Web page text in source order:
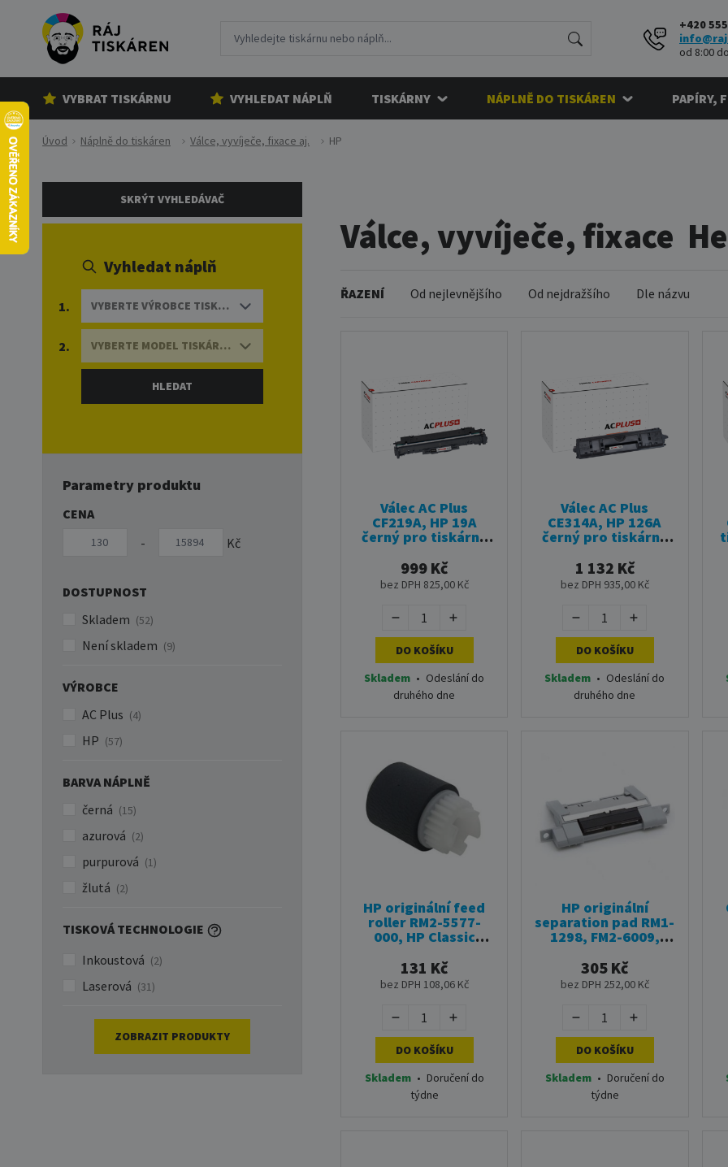
+420
od 8:00
VYBRAT TISKÁRNU VYHLEDAT NÁPLŇ TISKÁRNY NÁPLNĚ DO TISKÁREN PAPÍRY,
Úvod Náplně do tiskáren Válce, vyvíječe, fixace aj. HP
SKRÝT VYHLEDÁVAČ
Vyhledat náplň
VYBERTE VÝROBCE TISKÁRNY
1.
VYBERTE MODEL TISKÁRNY
2.
Parametry produktu
CENA
-
Kč
DOSTUPNOST
Skladem (52)
Není skladem (9)
VÝROBCE
AC Plus (4)
HP (57)
BARVA NÁPLNĚ
černá (15)
azurová (2)
purpurová (1)
žlutá (2)
TISKOVÁ TECHNOLOGIE
Inkoustová (2)
Laserová (31)
Válce, vyvíječe, fixace
ŘAZENÍ Od nejlevnějšího Od nejdražšího Dle názvu
Válec AC Plus
CF219A, HP 19A
černý pro tiskárny
999 Kč
bez DPH 825,00 Kč
DO KOŠÍKU
Skladem • Odeslání do
druhého dne
Válec AC Plus
CE314A, HP 126A
černý pro tiskárny
1 132 Kč
bez DPH 935,00 Kč
DO KOŠÍKU
Skladem • Odeslání do
druhého dne
HP originální feed
roller RM2-5577-
000, HP Classic
podávací válec
131 Kč
bez DPH 108,06 Kč
DO KOŠÍKU
Skladem • Doručení do
týdne
HP originální
separation pad RM1-
1298, FM2-6009,
2546, HP LJ
1160,1320,2400, P
2015, tray 2,3,
separační podložka
305 Kč
bez DPH 252,00 Kč
DO KOŠÍKU
Skladem • Doručení do
týdne